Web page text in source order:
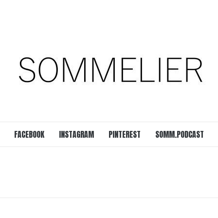
FACEBOOK INSTAGRAM PINTEREST SOMM.PODCAST